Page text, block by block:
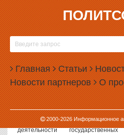
Главная Статьи
Новости партнеров О
2000-2026Информационное
24.10.2018, 13:45
СВЕРДЛОВСКИЕ
ПОЛУЧАТЬ ДЕНЬГИ К
ЮБИЛЕЯМ
В Свердловской области
премий и денежных поощрений
Распоряжение «Об
материального стимулирования
деятельности